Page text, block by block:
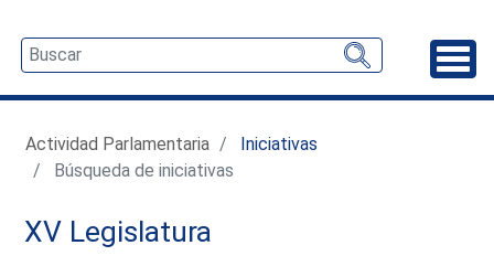
Actividad Parlamentaria
Iniciativas
Búsqueda de iniciativas
XV Legislatura